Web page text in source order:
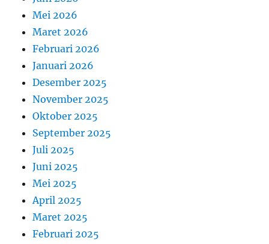
Mei 2026
Maret 2026
Februari 2026
Januari 2026
Desember 2025
November 2025
Oktober 2025
September 2025
Juli 2025
Juni 2025
Mei 2025
April 2025
Maret 2025
Februari 2025